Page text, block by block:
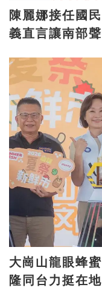
陳麗娜接任國
義直言讓南部
大崗山龍眼蜂
隆同台力挺在